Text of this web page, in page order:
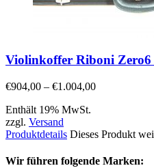
Violinkoffer Riboni
€904,00 – €1.004,00
Enthält 19% MwSt.
zzgl. Versand
Produktdetails Dieses Produkt
Wir führen folgende Marken: